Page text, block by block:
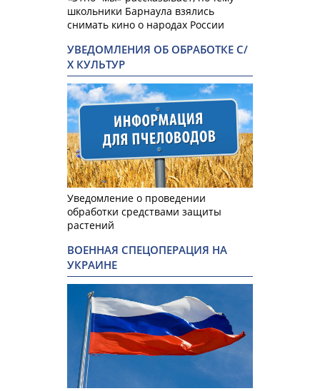
школьники Барнаула взялись
снимать кино о народах России
УВЕДОМЛЕНИЯ ОБ ОБРАБОТКЕ С/
Х КУЛЬТУР
Уведомление о проведении
обработки средствами защиты
растений
ВОЕННАЯ СПЕЦОПЕРАЦИЯ НА
УКРАИНЕ